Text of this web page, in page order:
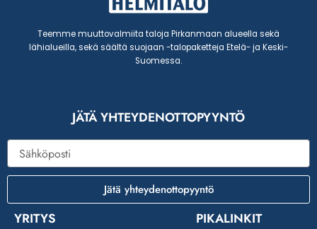
Teemme muuttovalmiita taloja Pirkanmaan alueella sekä
lähialueilla, sekä säältä suojaan -talopaketteja Etelä- ja Keski-
Suomessa.
JÄTÄ YHTEYDENOTTOPYYNTÖ
Sähköposti
Jätä yhteydenottopyyntö
YRITYS PIKALINKIT